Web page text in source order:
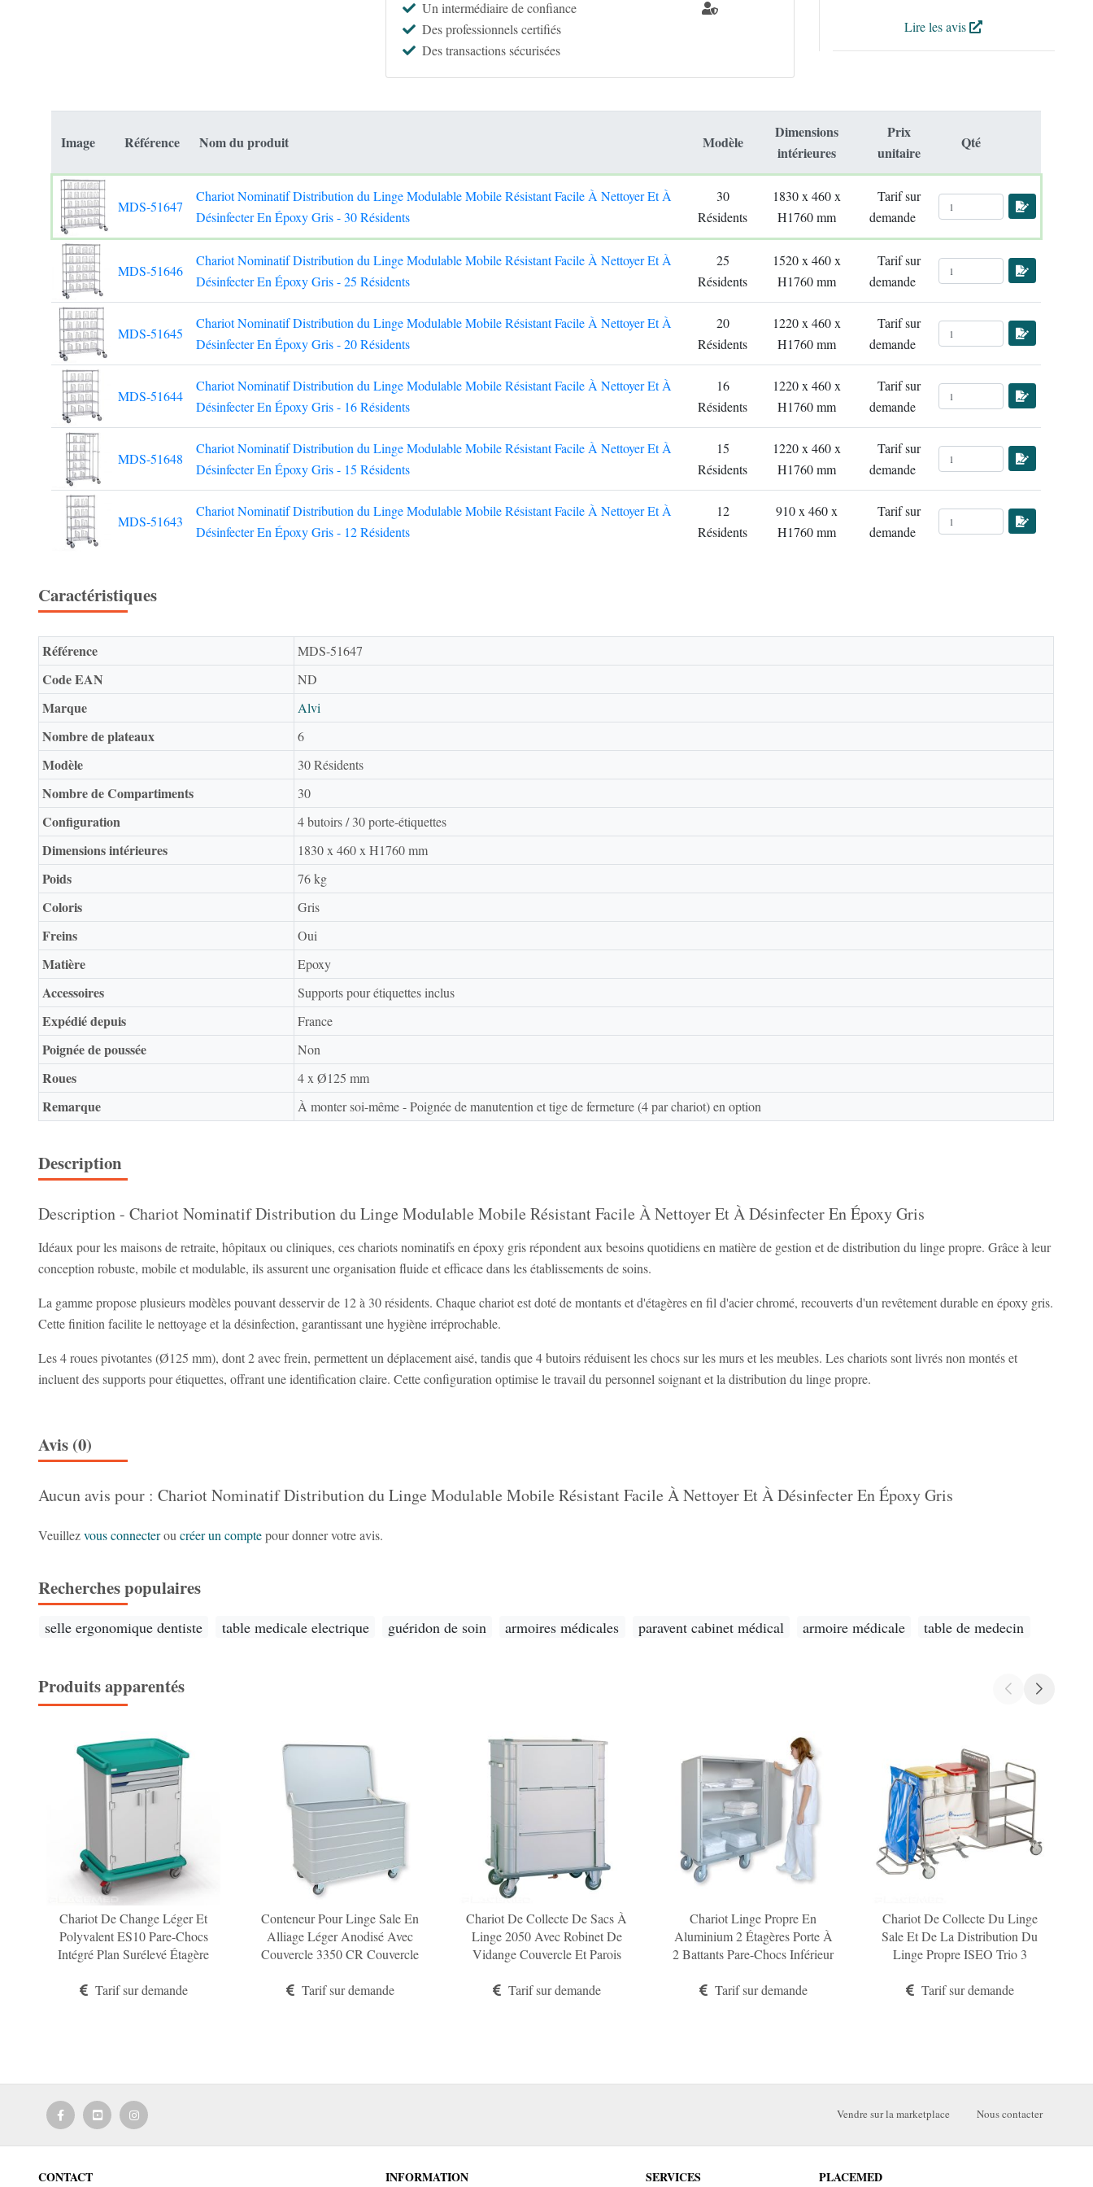
Un intermédiaire de confiance
Des professionnels certifiés
Des transactions sécurisées
Lire les avis
Image Référence Nom du produit Modèle
Dimensions
intérieures
Prix
unitaire
Qté
MDS-51647
Chariot Nominatif Distribution du Linge Modulable Mobile Résistant Facile À Nettoyer Et À
Désinfecter En Époxy Gris - 30 Résidents
30
Résidents
1830 x 460 x
H1760 mm
Tarif sur
demande
MDS-51646
Chariot Nominatif Distribution du Linge Modulable Mobile Résistant Facile À Nettoyer Et À
Désinfecter En Époxy Gris - 25 Résidents
25
Résidents
1520 x 460 x
H1760 mm
Tarif sur
demande
MDS-51645
Chariot Nominatif Distribution du Linge Modulable Mobile Résistant Facile À Nettoyer Et À
Désinfecter En Époxy Gris - 20 Résidents
20
Résidents
1220 x 460 x
H1760 mm
Tarif sur
demande
MDS-51644
Chariot Nominatif Distribution du Linge Modulable Mobile Résistant Facile À Nettoyer Et À
Désinfecter En Époxy Gris - 16 Résidents
16
Résidents
1220 x 460 x
H1760 mm
Tarif sur
demande
MDS-51648
Chariot Nominatif Distribution du Linge Modulable Mobile Résistant Facile À Nettoyer Et À
Désinfecter En Époxy Gris - 15 Résidents
15
Résidents
1220 x 460 x
H1760 mm
Tarif sur
demande
MDS-51643
Chariot Nominatif Distribution du Linge Modulable Mobile Résistant Facile À Nettoyer Et À
Désinfecter En Époxy Gris - 12 Résidents
12
Résidents
910 x 460 x
H1760 mm
Tarif sur
demande
Caractéristiques
Référence MDS-51647
Code EAN ND
Marque Alvi
Nombre de plateaux 6
Modèle 30 Résidents
Nombre de Compartiments 30
Configuration 4 butoirs / 30 porte-étiquettes
Dimensions intérieures 1830 x 460 x H1760 mm
Poids 76 kg
Coloris Gris
Freins Oui
Matière Epoxy
Accessoires Supports pour étiquettes inclus
Expédié depuis France
Poignée de poussée Non
Roues 4 x Ø125 mm
Remarque À monter soi-même - Poignée de manutention et tige de fermeture (4 par chariot) en option
Description
Description - Chariot Nominatif Distribution du Linge Modulable Mobile Résistant Facile À Nettoyer Et À Désinfecter En Époxy Gris
Idéaux pour les maisons de retraite, hôpitaux ou cliniques, ces chariots nominatifs en époxy gris répondent aux besoins quotidiens en matière de gestion et de distribution du linge propre. Grâce à leur
conception robuste, mobile et modulable, ils assurent une organisation fluide et efficace dans les établissements de soins.
La gamme propose plusieurs modèles pouvant desservir de 12 à 30 résidents. Chaque chariot est doté de montants et d'étagères en fil d'acier chromé, recouverts d'un revêtement durable en époxy gris.
Cette finition facilite le nettoyage et la désinfection, garantissant une hygiène irréprochable.
Les 4 roues pivotantes (Ø125 mm), dont 2 avec frein, permettent un déplacement aisé, tandis que 4 butoirs réduisent les chocs sur les murs et les meubles. Les chariots sont livrés non montés et
incluent des supports pour étiquettes, offrant une identification claire. Cette configuration optimise le travail du personnel soignant et la distribution du linge propre.
Avis (0)
Aucun avis pour : Chariot Nominatif Distribution du Linge Modulable Mobile Résistant Facile À Nettoyer Et À Désinfecter En Époxy Gris
Veuillezvous connecteroucréer un comptepour donner votre avis.
Recherches populaires
selle ergonomique dentiste table medicale electrique guéridon de soin armoires médicales paravent cabinet médical armoire médicale table de medecin
Produits apparentés
Chariot De Change Léger Et
Polyvalent ES10 Pare-Chocs
Intégré Plan Surélevé Étagère
Tarif sur demande
Conteneur Pour Linge Sale En
Alliage Léger Anodisé Avec
Couvercle 3350 CR Couvercle
Base
Tarif sur demande
Chariot De Collecte De Sacs À
Linge 2050 Avec Robinet De
Vidange Couvercle Et Parois
Tarif sur demande
Chariot Linge Propre En
Aluminium 2 Étagères Porte À
2 Battants Pare-Chocs Inférieur
Tarif sur demande
Chariot De Collecte Du Linge
Sale Et De La Distribution Du
Linge Propre ISEO Trio 3
Avec Pédales Et Wasty
Tarif sur demande
Vendre sur la marketplace Nous contacter
CONTACT INFORMATION SERVICES PLACEMED